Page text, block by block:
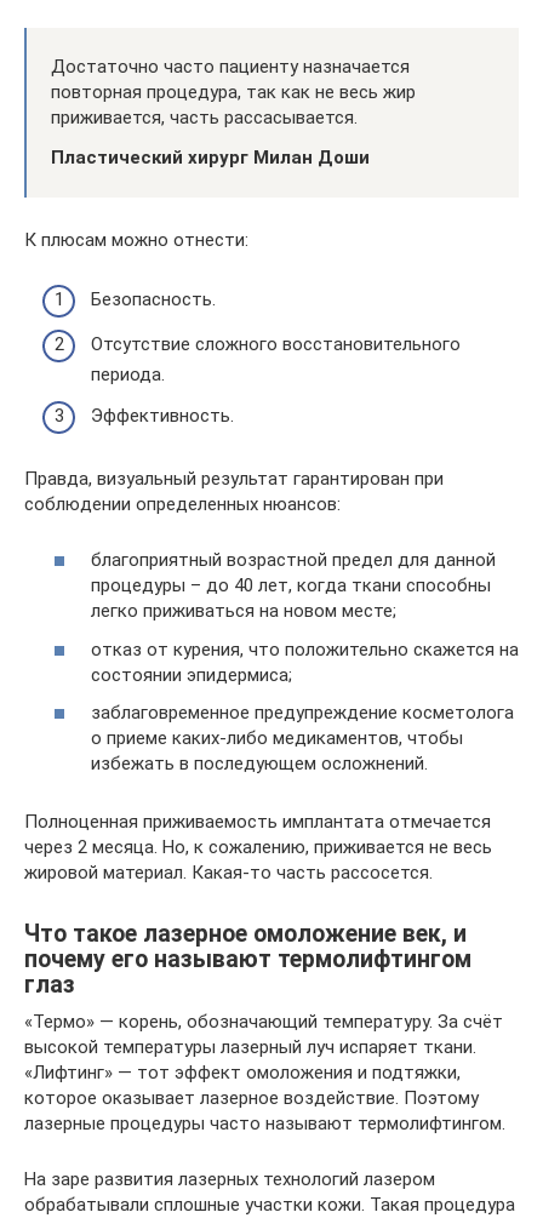
Достаточно часто пациенту назначается
повторная процедура, так как не весь жир
приживается, часть рассасывается.
Пластический хирург Милан Доши
К плюсам можно отнести:
Безопасность.
Отсутствие сложного восстановительного
периода.
Эффективность.
Правда, визуальный результат гарантирован при
соблюдении определенных нюансов:
благоприятный возрастной предел для данной
процедуры – до 40 лет, когда ткани способны
легко приживаться на новом месте;
отказ от курения, что положительно скажется на
состоянии эпидермиса;
заблаговременное предупреждение косметолога
о приеме каких-либо медикаментов, чтобы
избежать в последующем осложнений.
Полноценная приживаемость имплантата отмечается
через 2 месяца. Но, к сожалению, приживается не весь
жировой материал. Какая-то часть рассосется.
Что такое лазерное омоложение век, и
почему его называют термолифтингом
глаз
«Термо» — корень, обозначающий температуру. За счёт
высокой температуры лазерный луч испаряет ткани.
«Лифтинг» — тот эффект омоложения и подтяжки,
которое оказывает лазерное воздействие. Поэтому
лазерные процедуры часто называют термолифтингом.
На заре развития лазерных технологий лазером
обрабатывали сплошные участки кожи. Такая процедура